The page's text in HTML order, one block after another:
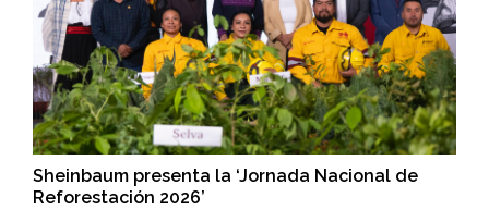
Sheinbaum presenta la ‘Jornada Nacional de
Reforestación 2026’